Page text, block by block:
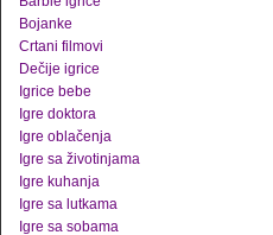
Bojanke
Crtani filmovi
Dečije igrice
Igrice bebe
Igre doktora
Igre oblačenja
Igre sa životinjama
Igre kuhanja
Igre sa lutkama
Igre sa sobama